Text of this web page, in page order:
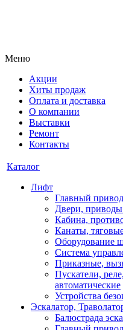
Меню
Акции
Хиты продаж
Оплата и доставка
О компании
Выставки
Ремонт
Контакты
Каталог
Лифт
Главный привод
Двери, приводы
Кабина,
Канаты,
Оборудование
Система
Приказные,
Пускатели,
автоматические
Устройства
Эскалатор,
Балюстрада